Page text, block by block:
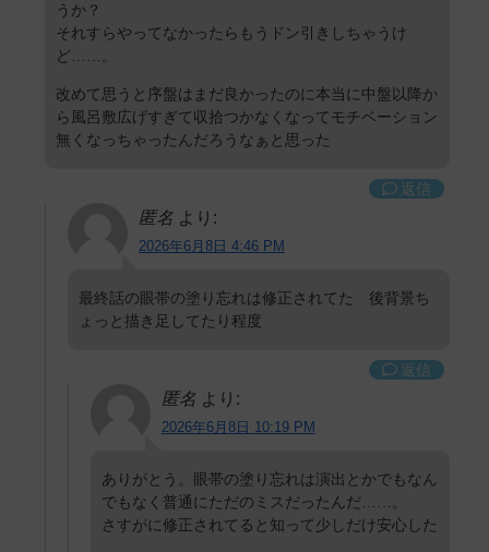
うか？
それすらやってなかったらもうドン引きしちゃうけ
ど……。
改めて思うと序盤はまだ良かったのに本当に中盤以降か
ら風呂敷広げすぎて収拾つかなくなってモチベーション
無くなっちゃったんだろうなぁと思った
返信
匿名 より:
2026年6月8日 4:46 PM
最終話の眼帯の塗り忘れは修正されてた 後背景ち
ょっと描き足してたり程度
返信
匿名 より:
2026年6月8日 10:19 PM
ありがとう。眼帯の塗り忘れは演出とかでもなん
でもなく普通にただのミスだったんだ……。
さすがに修正されてると知って少しだけ安心した